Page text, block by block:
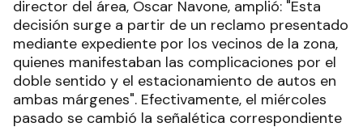
director del área, Oscar Navone, amplió: "Esta
decisión surge a partir de un reclamo presentado
mediante expediente por los vecinos de la zona,
quienes manifestaban las complicaciones por el
doble sentido y el estacionamiento de autos en
ambas márgenes". Efectivamente, el miércoles
pasado se cambió la señalética correspondiente